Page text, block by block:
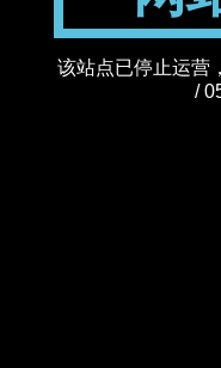
该站点已停止运营
/